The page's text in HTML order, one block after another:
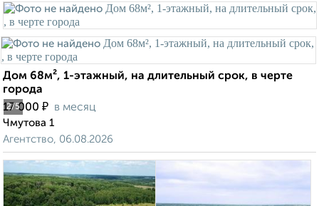
2/5
Дом 68м², 1-этажный, на длительный срок, в черте
города
17 000 ₽ в месяц
Чмутова 1
Агентство, 06.08.2026